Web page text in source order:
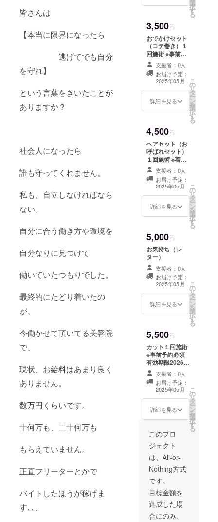
皆さんは
【本当に限界になったら
逃げてでも自分
を守れ】
という言葉をきいたことが
ありますか？
社会人になったら
誰も守ってくれません。
私も、自立しなければなら
ない。
自分に合う働き方や環境を
自分なりに見つけて
働いていたつもりでした。
最終的にたどり着いたの
が、
今働かせて頂いてる美容院
で、
現状、お給料はあまり良く
ありません。
数万円くらいです。
十何万も、二十何万も
もらえていません。
正直フリーターとかで
バイトしたほうが稼げま
す､､、
選
択
す
る
3,500円
おでかけセット
（コテ巻き）１
回施術 ※事前予
約必須 有効期限
2026年5月まで
店舗の確定時
期:2025年5月
支援者：0人
お届け予定：
2025年05月
詳細を見る
こ
の
リ
タ
ー
ン
を
選
択
す
る
4,500円
ヘアセット（お
呼ばれセット）
１回施術 ※着け
たい飾りご持参
※事前予約必須
有効期限2026年
5月まで 店舗の
確定時期:2025
年5月
支援者：0人
お届け予定：
2025年05月
詳細を見る
こ
の
リ
タ
ー
ン
を
選
択
す
る
5,000円
お気持ち（レ
ター）
支援者：0人
お届け予定：
2025年05月
詳細を見る
こ
の
リ
タ
ー
ン
を
選
択
す
る
5,500円
カット１回施術
※事前予約必須
有効期限2026年
5月まで 店舗の
確定時期:2025
年5月
支援者：0人
お届け予定：
2025年05月
詳細を見る
こ
の
リ
タ
ー
ン
を
選
択
す
る
このプロ
ジェクト
は、All-or-
Nothing方式
です。
目標金額を
達成した場
合にのみ、